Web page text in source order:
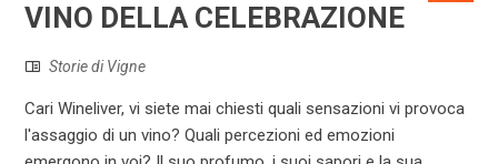
VINO DELLA CELEBRAZIONE
Storie di Vigne
Cari Wineliver, vi siete mai chiesti quali sensazioni vi provoca
l'assaggio di un vino? Quali percezioni ed emozioni